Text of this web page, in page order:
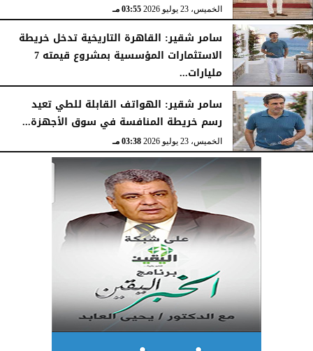
الخميس، 23 يوليو 2026 03:55 مـ
سامر شقير: القاهرة التاريخية تدخل خريطة
الاستثمارات المؤسسية بمشروع قيمته 7
مليارات...
الخميس، 23 يوليو 2026
سامر شقير: الهواتف القابلة للطي تعيد
رسم خريطة المنافسة في سوق الأجهزة...
الخميس، 23 يوليو 2026 03:38 مـ